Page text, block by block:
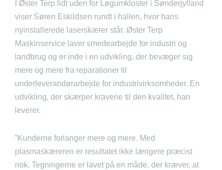
I Øster Terp lidt uden for Løgumkloster i Sønderjylland
viser Søren Eskildsen rundt i hallen, hvor hans
nyinstallerede laserskærer står. Øster Terp
Maskinservice laver smedearbejde for industri og
landbrug og er inde i en udvikling, der bevæger sig
mere og mere fra reparationer til
underleverandørarbejde for industrivirksomheder. En
udvikling, der skærper kravene til den kvalitet, han
leverer.
”Kunderne forlanger mere og mere. Med
plasmaskæreren er resultatet ikke længere præcist
nok. Tegningerne er lavet på en måde, der kræver, at